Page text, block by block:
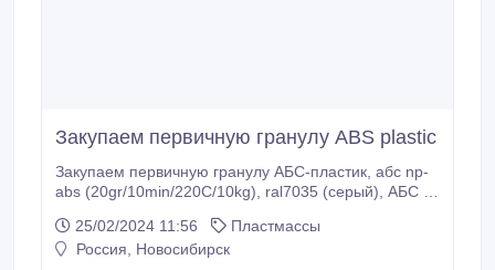
Закупаем первичную гранулу ABS plastic
Закупаем первичную гранулу АБС-пластик, абс np-
abs (20gr/10min/220C/10kg), ral7035 (серый), АБС fr
10kg, ral АБС np-abs, (20gr/10min/220C/10kg),
ral7035, АБС polyac pa-757 ab белый
25/02/2024 11:56
Пластмассы
Россия, Новосибирск